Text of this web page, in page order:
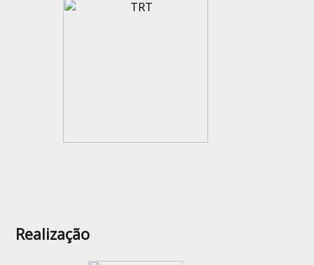
Realização